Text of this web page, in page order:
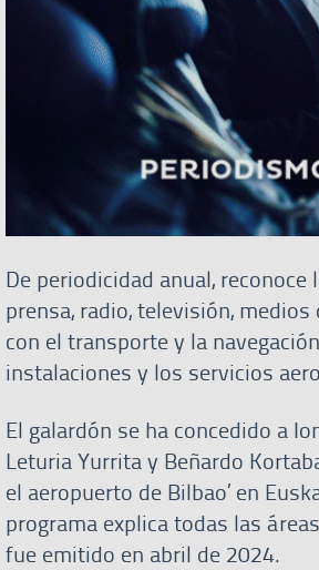
De periodicidad anual,
prensa, radio, televisión,
con el transporte y la
instalaciones y los servicios
El galardón se ha concedido a
Leturia Yurrita y Beñardo
el aeropuerto de Bilbao’ en
programa explica todas las
fue emitido en abril de 2024.